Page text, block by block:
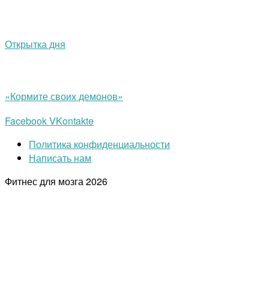
Открытка дня
«Кормите своих демонов»
FacebookVKontakte
Политика конфиденциальности
Написать нам
Фитнес для мозга2026